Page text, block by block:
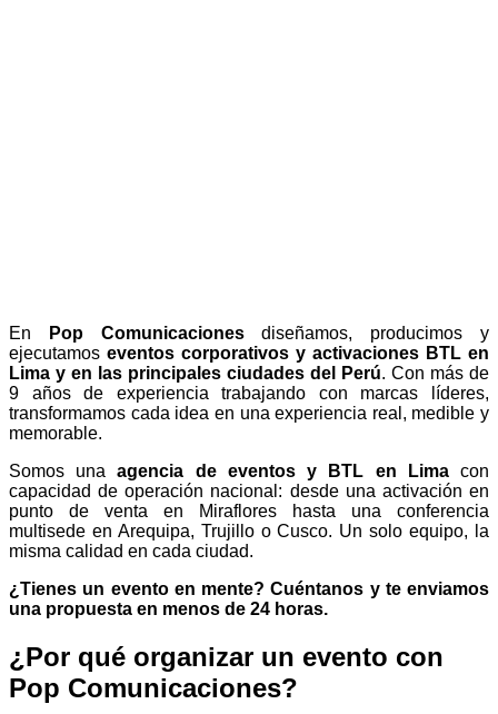
En Pop Comunicacionesdiseñamos, producimos y
ejecutamos eventos corporativos y activaciones BTL en
Lima y en las principales ciudades del Perú. Con más de
9 años de experiencia trabajando con marcas líderes,
transformamos cada idea en una experiencia real, medible y
memorable.
Somos unaagencia de eventos y BTL en Limacon
capacidad de operación nacional: desde una activación en
punto de venta en Miraflores hasta una conferencia
multisede en Arequipa, Trujillo o Cusco. Un solo equipo, la
misma calidad en cada ciudad.
¿Tienes un evento en mente? Cuéntanos y te enviamos
una propuesta en menos de 24 horas.
¿Por qué organizar un evento con
Pop Comunicaciones?